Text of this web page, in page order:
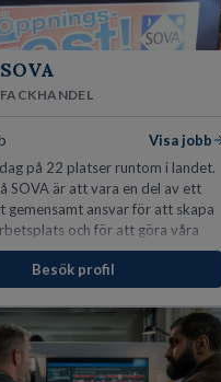
SOVA
FACKHANDEL
Visa jobb
på 22 platser runtom i landet.
SOVA är att vara en del av ett
gemensamt ansvar för att skapa
och för att göra våra
Som medarbetare hos oss
visa engagemang, öppenhet,
Besök profil